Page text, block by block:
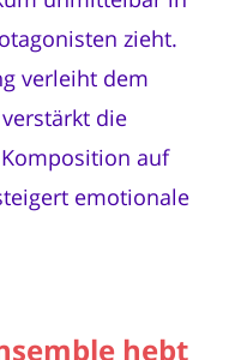
zieht.
verleiht dem
die
auf
emotionale
hebt